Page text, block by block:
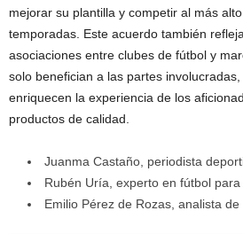
mejorar su plantilla y competir al más
temporadas. Este acuerdo también
asociaciones entre clubes de fútbol y
solo benefician a las partes
enriquecen la experiencia de los
productos de calidad.
Juanma Castaño, periodista
Rubén Uría, experto en fútbol para
Emilio Pérez de Rozas, analista de